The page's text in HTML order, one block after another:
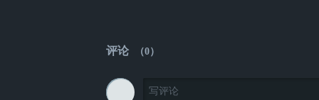
评论 （0）